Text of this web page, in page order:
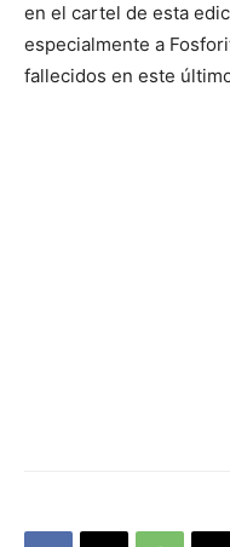
en el cartel de esta
especialmente a
fallecidos en este